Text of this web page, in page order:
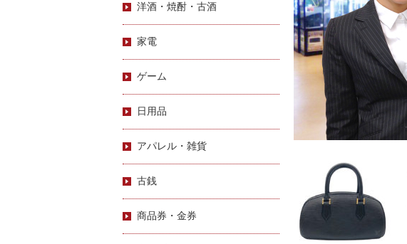
洋酒・焼酎・古酒
家電
ゲーム
日用品
アパレル・雑貨
古銭
商品券・金券